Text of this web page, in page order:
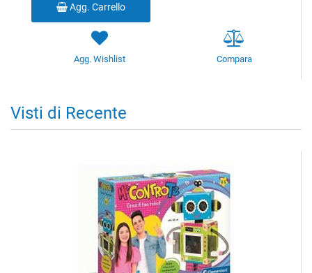
Agg. Carrello
Agg. Wishlist Compara
Visti di Recente